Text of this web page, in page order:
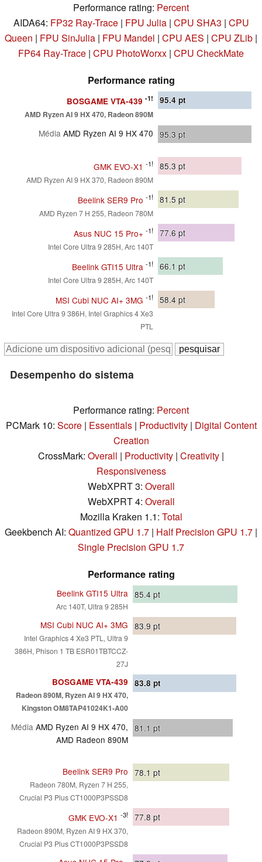
Performance rating: Percent
AIDA64: FP32 Ray-Trace| FPU Julia| CPU SHA3 | CPU
Queen | FPU SinJulia | FPU Mandel | CPU AES | CPU ZLib |
FP64 Ray-Trace | CPU PhotoWorxx | CPU CheckMate
Performance rating
BOSGAME VTA-439 -1!
AMD Ryzen AI 9 HX 470, Radeon 890M
95.4 pt
Média AMD Ryzen AI 9 HX 470 95.3 pt
GMK EVO-X1 -1!
AMD Ryzen AI 9 HX 370, Radeon 890M
85.3 pt
Beelink SER9 Pro -1!
AMD Ryzen 7 H 255, Radeon 780M
81.5 pt
Asus NUC 15 Pro+ -1!
Intel Core Ultra 9 285H, Arc 140T
77.6 pt
Beelink GTI15 Ultra -1!
Intel Core Ultra 9 285H, Arc 140T
66.1 pt
MSI Cubi NUC AI+ 3MG -1!
Intel Core Ultra 9 386H, Intel Graphics 4 Xe3
PTL
58.4 pt
Desempenho do sistema
Performance rating: Percent
PCMark 10: Score| Essentials| Productivity| Digital Content
Creation
CrossMark: Overall | Productivity | Creativity |
Responsiveness
WebXPRT 3: Overall
WebXPRT 4: Overall
Mozilla Kraken 1.1: Total
Geekbench AI: Quantized GPU 1.7 | Half Precision GPU 1.7 |
Single Precision GPU 1.7
Performance rating
Beelink GTI15 Ultra
Arc 140T, Ultra 9 285H
85.4 pt
MSI Cubi NUC AI+ 3MG
Intel Graphics 4 Xe3 PTL, Ultra 9
386H, Phison 1 TB ESR01TBTCCZ-
27J
83.9 pt
BOSGAME VTA-439
Radeon 890M, Ryzen AI 9 HX 470,
Kingston OM8TAP41024K1-A00
83.8 pt
Média AMD Ryzen AI 9 HX 470,
AMD Radeon 890M
81.1 pt
Beelink SER9 Pro
Radeon 780M, Ryzen 7 H 255,
Crucial P3 Plus CT1000P3PSSD8
78.1 pt
GMK EVO-X1 -3!
Radeon 890M, Ryzen AI 9 HX 370,
Crucial P3 Plus CT1000P3PSSD8
77.8 pt